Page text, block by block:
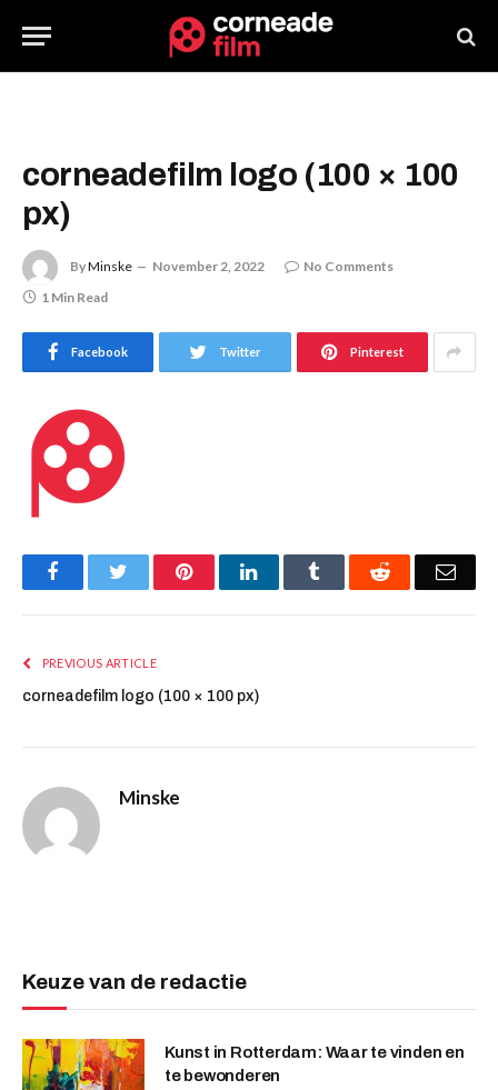
corneadefilm logo (100 × 100
px)
ByMinske November 2, 2022
No Comments
1 Min Read
Facebook Twitter Pinterest
FacebookTwitter PinterestLinkedIn Tumblr Reddit
PREVIOUS ARTICLE
corneadefilm logo (100 × 100 px)
Minske
Keuze van de redactie
Kunst in Rotterdam: Waar te vinden en
te bewonderen